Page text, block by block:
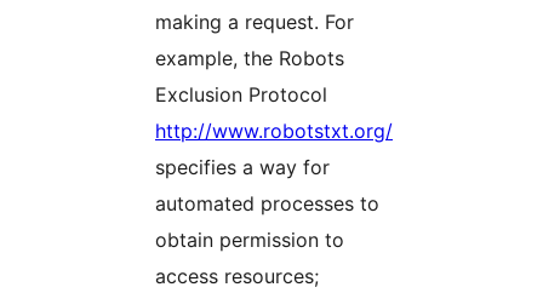
making a request. For
example, the Robots
Exclusion Protocol
http://www.robotstxt.org/
specifies a way for
automated processes to
obtain permission to
access resources;